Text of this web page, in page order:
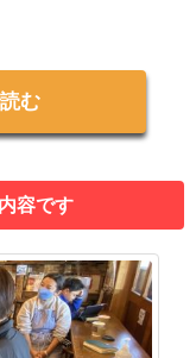
む
容です